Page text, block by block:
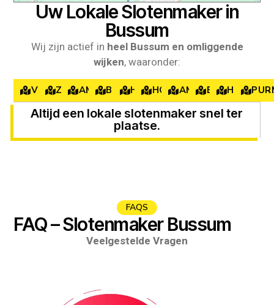
Uw Lokale Slotenmaker in
Bussum
Wij zijn actief in heel Bussum en omliggende
wijken, waaronder:
VOLENDAM
ZAANDAM
AMSTERDAM
BEVERWIJK
HARLEEMHOOFDDORP
AMSTELVEEN
BUSSUM
Altijd een lokale slotenmaker snel ter
plaatse.
FAQS
FAQ – Slotenmaker Bussum
Veelgestelde Vragen